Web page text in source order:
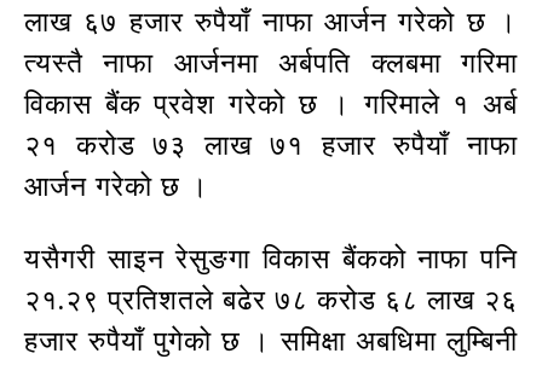
लाख ६७ हजार रुपैयाँ नाफा आर्जन गरेको छ ।
त्यस्तै नाफा आर्जनमा अर्बपति क्लबमा गरिमा
विकास बैंक प्रवेश गरेको छ । गरिमाले १ अर्ब
२१ करोड ७३ लाख ७१ हजार रुपैयाँ नाफा
आर्जन गरेको छ ।
यसैगरी साइन रेसुङगा विकास बैंकको नाफा पनि
२१.२९ प्रतिशतले बढेर ७८ करोड ६८ लाख २६
हजार रुपैयाँ पुगेको छ । समिक्षा अबधिमा लुम्बिनी